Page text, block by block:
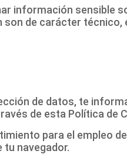
información sensible
de carácter
de datos, te
de esta Política de
para el empleo
navegador.